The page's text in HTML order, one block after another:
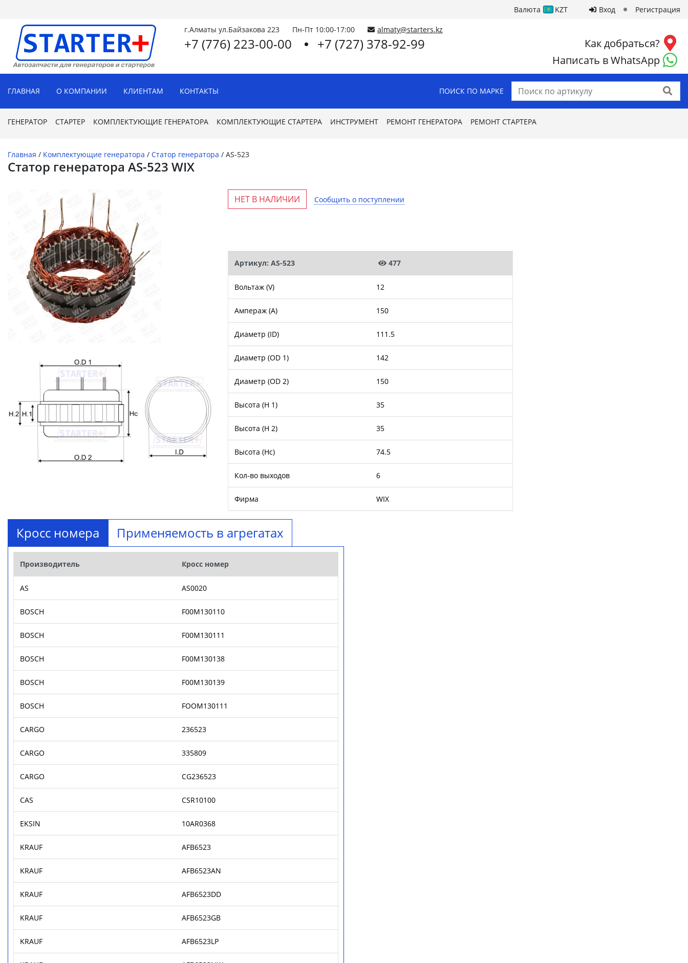
Валюта KZT Вход Регистрация
г.Алматы ул.Байзакова 223 Пн-Пт 10:00-17:00 almaty@starters.kz
+7 (776) 223-00-00 +7 (727) 378-92-99
Как добраться?
Написать в WhatsApp
ГЛАВНАЯ О КОМПАНИИ КЛИЕНТАМ КОНТАКТЫ ПОИСК ПО МАРКЕ Найти
ГЕНЕРАТОР СТАРТЕР КОМПЛЕКТУЮЩИЕ ГЕНЕРАТОРА КОМПЛЕКТУЮЩИЕ СТАРТЕРА ИНСТРУМЕНТ РЕМОНТ ГЕНЕРАТОРА РЕМОНТ СТАРТЕРА
Главная / Комплектующие генератора / Статор генератора / AS-523
Статор генератора AS-523 WIX
НЕТ В НАЛИЧИИ Сообщить о поступлении
Артикул: AS-523 477
Вольтаж (V) 12
Ампераж (A) 150
Диаметр (ID) 111.5
Диаметр (OD 1) 142
Диаметр (OD 2) 150
Высота (H 1) 35
Высота (H 2) 35
Высота (Hc) 74.5
Кол-во выходов 6
Фирма WIX
Кросс номера Применяемость в агрегатах
Производитель Кросс номер
AS AS0020
BOSCH F00M130110
BOSCH F00M130111
BOSCH F00M130138
BOSCH F00M130139
BOSCH FOOM130111
CARGO 236523
CARGO 335809
CARGO CG236523
CAS CSR10100
EKSIN 10AR0368
KRAUF AFB6523
KRAUF AFB6523AN
KRAUF AFB6523DD
KRAUF AFB6523GB
KRAUF AFB6523LP